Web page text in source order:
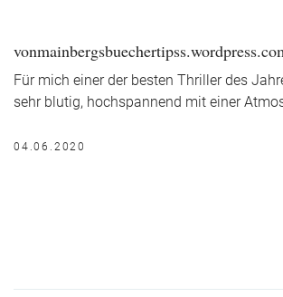
Für mich einer der besten Thriller des
sehr blutig, hochspannend mit einer
04.06.2020